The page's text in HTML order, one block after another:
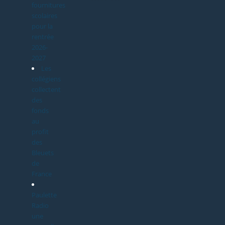
fournitures
scolaires
pour la
rentrée
2026-
2027
Les
collégiens
collectent
des
fonds
au
profit
des
Bleuets
de
France
Paulette
Radio
une